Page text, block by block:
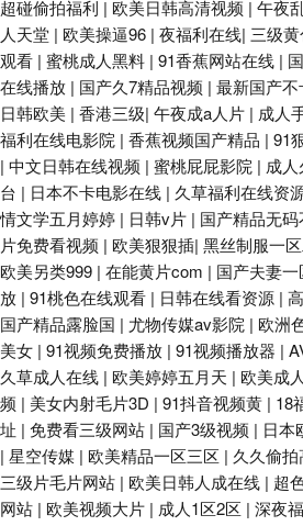
超碰偷拍福利 | 欧美日韩高清视频 | 午夜
人天堂 | 欧美操逼96 | 夜福利在线| 三级
观看 | 蜜桃成人黑料 | 91香蕉网站在线 |
在线播放 | 国产久7精品视频 | 最新国产
日韩欧美 | 香港三级| 午夜成a人片 | 成人
福利在线电影院 | 香蕉视频国产精品 | 91
| 中文日韩在线视频 | 蜜桃屁屁影院 | 成
台 | 日本不卡电影在线 | 久草福利在线资
情文学五月婷婷 | 日韩v片 | 国产精品无
片免费看视频 | 欧美狠狠插| 黑丝制服一
欧美另类999 | 在能黄片com | 国产夫妻
放 | 91桃色在线观看 | 日韩在线看资源 |
国产精品露脸国 | 尤物传媒av影院 | 欧洲
美女 | 91视频免费播放 | 91视频播放器 |
久草成人在线 | 欧美婷婷五月天 | 欧美成
频 | 美女内射毛片3D | 91抖音视频黄 | 18
址 | 免费看三级网站 | 国产3级视频 | 日本
| 星空传媒 | 欧美精品一区三区 | 久久偷
三级片毛片网站 | 欧美日韩人成在线 | 超
网站 | 欧美视频大片 | 成人1区2区 | 深夜